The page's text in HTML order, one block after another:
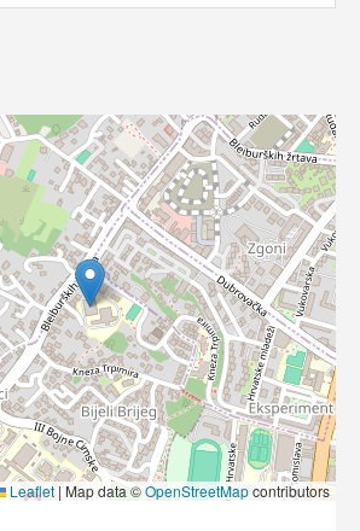
Leaflet | Map data ©OpenStreetMapcontributors